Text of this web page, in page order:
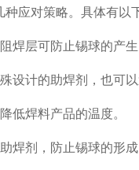
种应对策略。具体有以
焊层可防止锡球的产生
设计的助焊剂，也可以
低焊料产品的温度。
焊剂，防止锡球的形成